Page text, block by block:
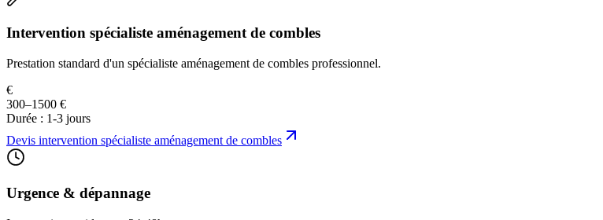
Intervention spécialiste aménagement de combles
Prestation standard d'un spécialiste aménagement de combles professionnel.
€
300–1500 €
Durée : 1-3 jours
Devis intervention spécialiste aménagement de combles
Urgence & dépannage